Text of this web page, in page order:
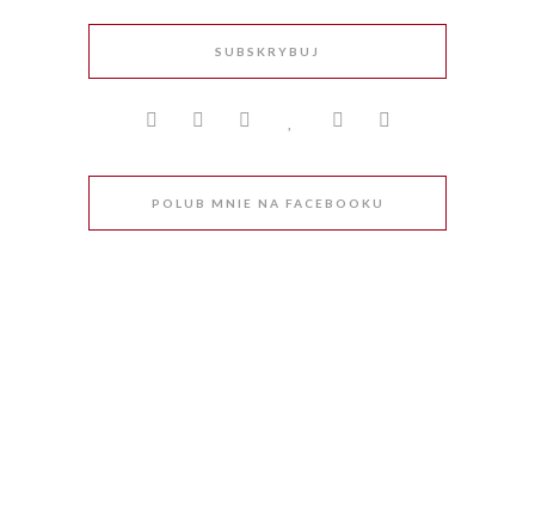
SUBSKRYBUJ
POLUB MNIE NA FACEBOOKU